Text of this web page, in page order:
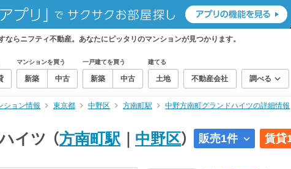
らニフティ不動産。あなたにピッタリのマンションが見つかります。
マンションを買う
新築 中古
一戸建てを買う
新築 中古
建てる
土地 不動産会社 調べる
ション情報 東京都 中野区 方南町駅 中野方南町グランドハイツの詳細情報
イツ （方南町駅 中野区） 販売1件 賃貸